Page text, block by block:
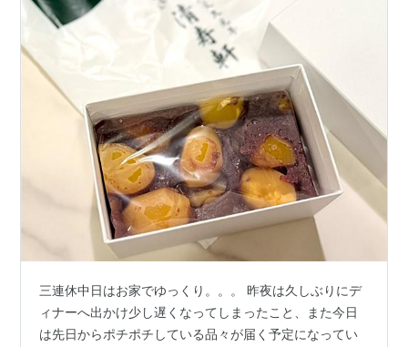
三連休中日はお家でゆっくり。。。 昨夜は久しぶりにデ
ィナーへ出かけ少し遅くなってしまったこと、また今日
は先日からポチポチしている品々が届く予定になってい